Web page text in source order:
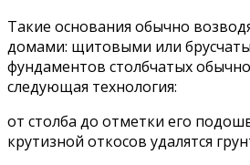
Такие основания обычно
домами: щитовыми или
фундаментов столбчатых обычно
следующая технология:
от столба до отметки его
крутизной откосов удалятся